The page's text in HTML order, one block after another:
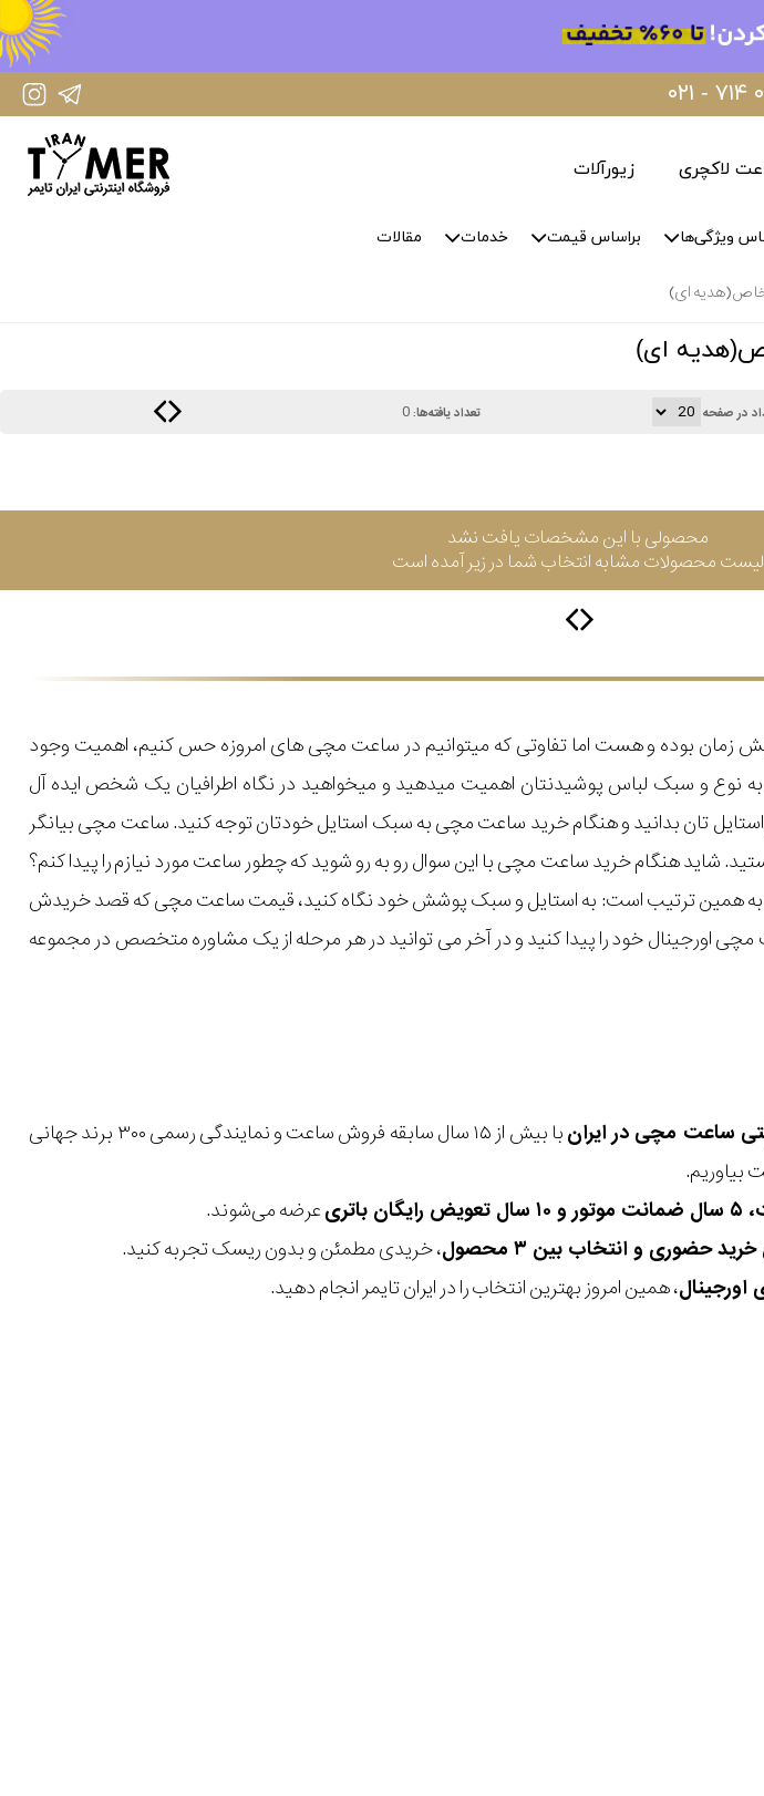
IranTimer Instagram Page ۰۰۰ ۱۰
لاکچری زیورآلات
ویژگی‌ها براساس قیمت خدمات مقالات
در صفحه تعداد یافته‌ها:0
محصولی با این مشخصات یافت نشد
لیست محصولات مشابه انتخاب شما در زیر آمده است
زمان بوده و هست اما تفاوتی که میتوانیم در ساعت مچی های امروزه حس کنیم، اهمیت وجود
نوع و سبک لباس پوشیدنتان اهمیت میدهید و میخواهید در نگاه اطرافیان یک شخص ایده آل
تان بدانید و هنگام خرید ساعت مچی به سبک استایل خودتان توجه کنید. ساعت مچی بیانگر
شاید هنگام خرید ساعت مچی با این سوال رو به رو شوید که چطور ساعت مورد نیازم را پیدا کنم؟
زیر به همین ترتیب است: به استایل و سبک پوشش خود نگاه کنید، قیمت ساعت مچی که قصد خریدش
مچی اورجینال خود را پیدا کنید و در آخر می توانید در هر مرحله از یک مشاوره متخصص در مجموعه
ساعت مچی در ایران
با بیش از ۱۵ سال سابقه فروش ساعت و نمایندگی رسمی ۳۰۰ برند جهانی
بیاوریم.
عرضه می‌شوند.
، خریدی مطمئن و بدون ریسک تجربه کنید.
، همین امروز بهترین انتخاب را در ایران تایمر انجام دهید.